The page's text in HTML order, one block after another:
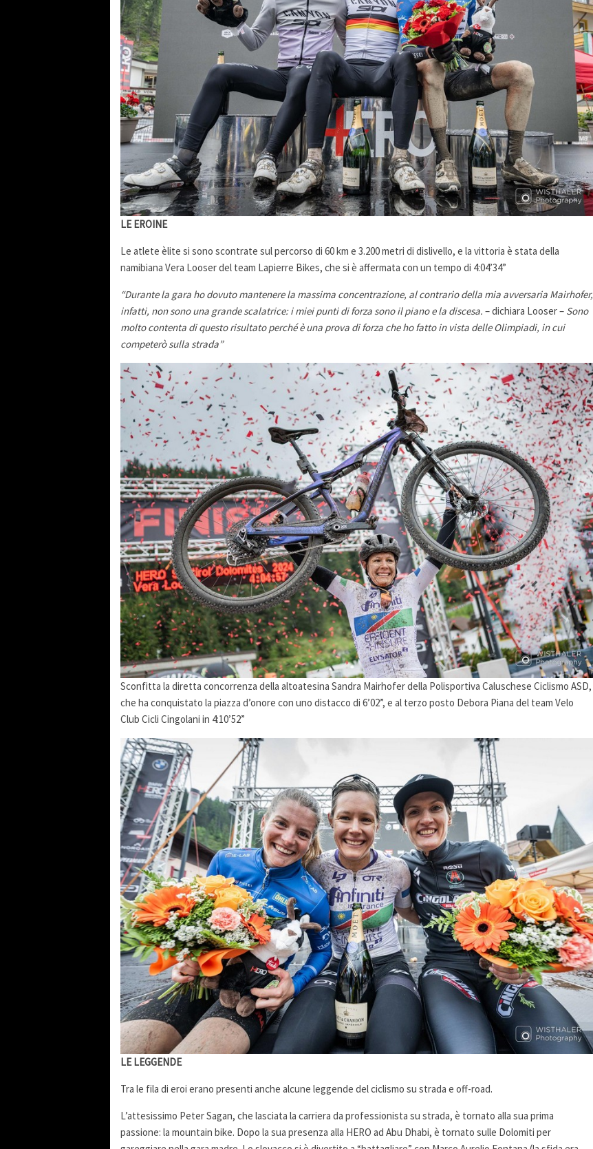
LE EROINE
Le atlete èlite si sono scontrate sul percorso di 60 km e 3.200 metri di dislivello, e la vittoria è stata della
namibiana Vera Looser del team Lapierre Bikes, che si è affermata con un tempo di 4:04’34”
“Durante la gara ho dovuto mantenere la massima concentrazione, al contrario della mia avversaria Mairhofer,
infatti, non sono una grande scalatrice: i miei punti di forza sono il piano e la discesa. – dichiara Looser – Sono
molto contenta di questo risultato perché è una prova di forza che ho fatto in vista delle Olimpiadi, in cui
competerò sulla strada”
Sconfitta la diretta concorrenza della altoatesina Sandra Mairhofer della Polisportiva Caluschese Ciclismo ASD,
che ha conquistato la piazza d’onore con uno distacco di 6’02”, e al terzo posto Debora Piana del team Velo
Club Cicli Cingolani in 4:10’52”
LE LEGGENDE
Tra le fila di eroi erano presenti anche alcune leggende del ciclismo su strada e off-road.
L’attesissimo Peter Sagan, che lasciata la carriera da professionista su strada, è tornato alla sua prima
passione: la mountain bike. Dopo la sua presenza alla HERO ad Abu Dhabi, è tornato sulle Dolomiti per